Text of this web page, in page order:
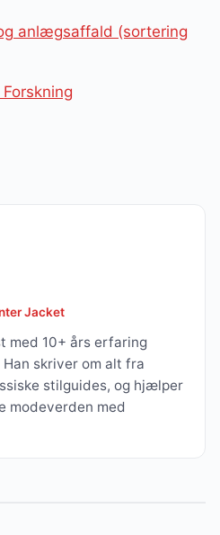
anlægsaffald (sortering
Jacket
med 10+ års erfaring
skriver om alt fra
stilguides, og hjælper
modeverden med